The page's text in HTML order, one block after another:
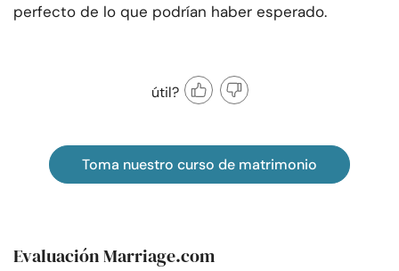
perfecto de lo que podrían haber esperado.
útil?
Toma nuestro curso de matrimonio
Evaluación Marriage.com